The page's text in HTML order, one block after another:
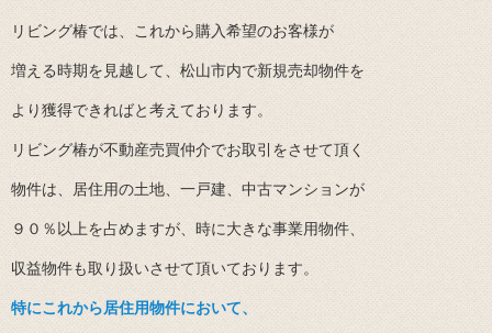
リビング椿では、これから購入希望のお客様が
増える時期を見越して、松山市内で新規売却物件を
より獲得できればと考えております。
リビング椿が不動産売買仲介でお取引をさせて頂く
物件は、居住用の土地、一戸建、中古マンションが
９０％以上を占めますが、時に大きな事業用物件、
収益物件も取り扱いさせて頂いております。
特にこれから居住用物件において、